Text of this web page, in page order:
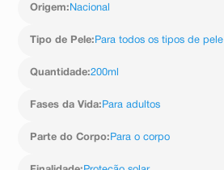
Origem: Nacional
Tipo de Pele: Para todos os tipos de pele
Quantidade:200ml
Fases da Vida: Para adultos
Parte do Corpo: Para o corpo